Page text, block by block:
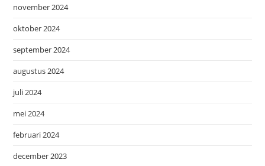
november 2024
oktober 2024
september 2024
augustus 2024
juli 2024
mei 2024
februari 2024
december 2023